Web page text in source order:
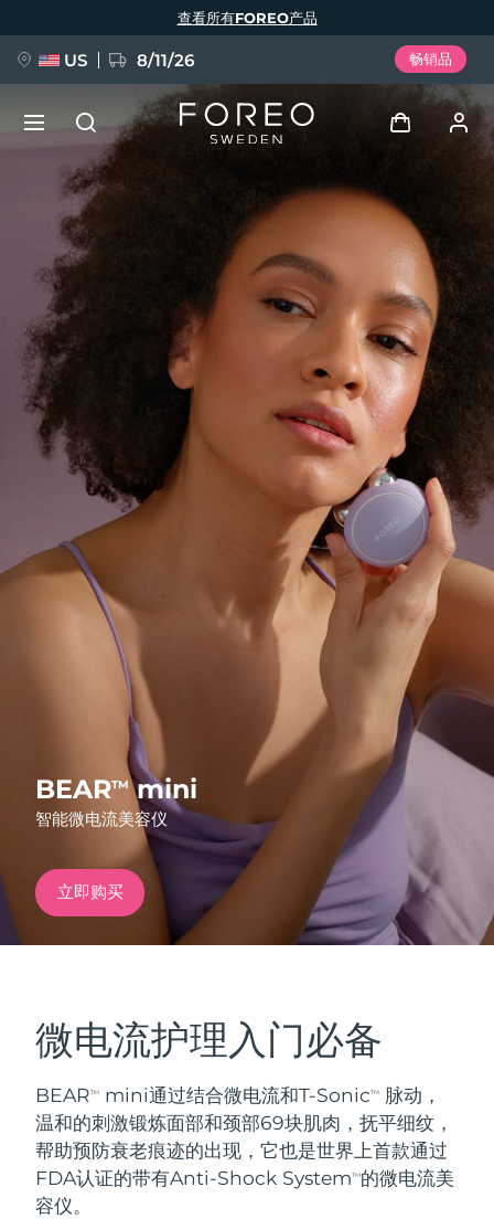
BEARTMmini
智能微电流美容仪
立即购买
微电流护理入门必备
BEARTM mini通过结合微电流和T-SonicTM
脉动，
温和的刺激锻炼面部和颈部69块肌肉，抚平细纹，
帮助预防衰老痕迹的出现，它也是世界上首款通过
FDA认证的带有Anti-Shock SystemTM的微电流美
容仪。
查看所有FOREO产品
US 8/11/26 畅销品
用户信息
我的设备
我的订单
我的地址
我的订阅
新品
FAQ™ Pure Beauty-Tech Elixir
BREAKING NEWS
issa™ Teeth Whitening Set
FAQ™ Dual LED Panel
特别优惠
红光疗法
面部清洁
LUNA™ 4 套装
Anti-aging massage
紧致提拉
BEAR™ 2 套装
Microcurrent toning
语言
English Deutsch
Español
Français
Italiano
Português
Polski
Svenska
Русский
Türkçe
简体中文 繁體中文
发货国家
预计送达日期8/11/26
预计送达日期 8/10/26
预计送达日期 8/10/26
预计送达日期 8/13/26
预计送达日期8/10/26
德国 预计送达日期
加拿大 预计送达日期 8/14/26
奥地利 预计送达日期
比利时 预计送达日期8/10/26
百慕大 预计送达日期8/16/26